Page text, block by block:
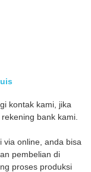
kontak kami, jika
bank kami.
via online, anda bisa
pembelian di
proses produksi